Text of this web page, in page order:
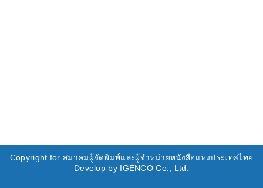
Copyright for สมาคมผู้จัดพิมพ์และผู้จำหน่ายหนังสือแห่งประเทศไทย
Develop by IGENCO Co., Ltd.